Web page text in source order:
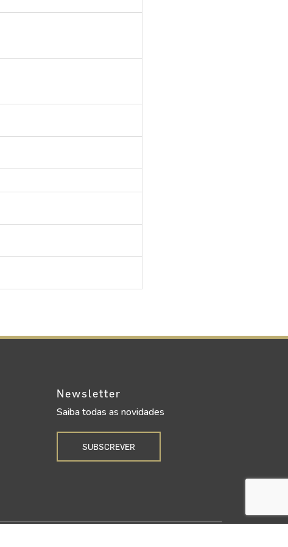
Newsletter
Saiba todas as novidades
SUBSCREVER